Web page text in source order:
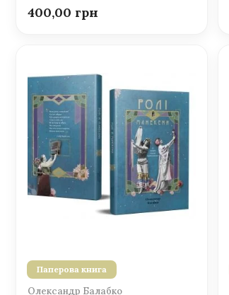
400,00
Паперова книга
Олександр Балабко